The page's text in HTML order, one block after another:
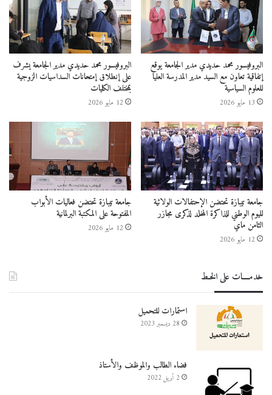
البروفيسور محمد حديدي مدير الجامعة يوقع
إتفاقية تعاون مع السيد مدير المدرسة العليا
للعلوم السياسية
13 مايو 2026
البروفيسور محمد حديدي مدير الجامعة يشرف
على إنطلاق إمتحانات السداسيات الزوجية
بمختلف الكليات
12 مايو 2026
جامعة تيبازة تحتضن الإحتفالات الولائية
لليوم الوطني للذاكرة المخلد لذكرى مجازر
الثامن ماي
12 مايو 2026
جامعة تيبازة تحتضن فعاليات الأبواب
المفتوحة على المكتبة البرلمانية
12 مايو 2026
خدمــــات على الخـط
استمارات للتحميل
28 ديسمبر 2023
فضاء الطالب والموظف والأستاذ
2 أبريل 2022